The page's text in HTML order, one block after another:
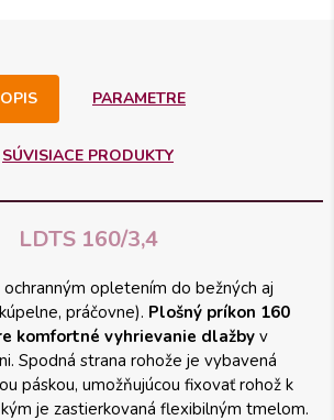
PARAMETRE
SÚVISIACE PRODUKTY
LDTS 160/3,4
opletením do bežných aj
práčovne). Plošný príkon 160
komfortné vyhrievanie dlažby v
Spodná strana rohože je vybavená
páskou, umožňujúcou fixovať rohož k
je zastierkovaná flexibilným tmelom.